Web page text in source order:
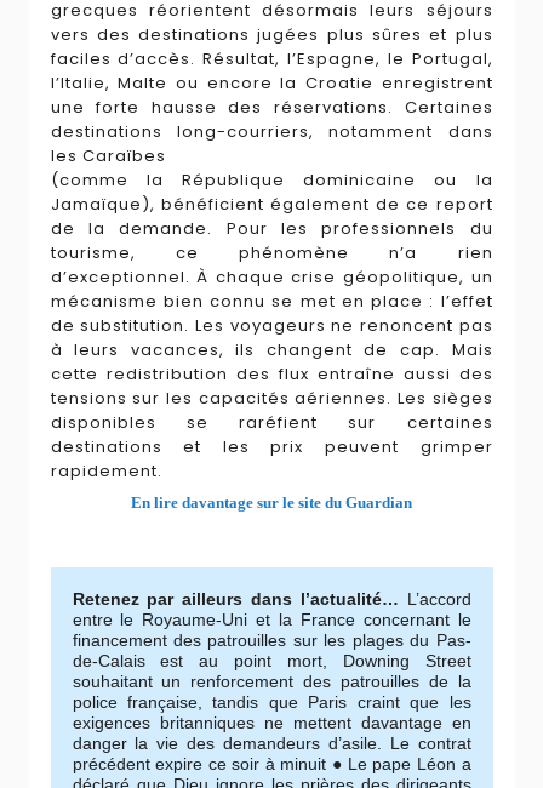
grecques réorientent désormais leurs séjours
vers des destinations jugées plus sûres et plus
faciles d’accès. Résultat, l’Espagne, le Portugal,
l’Italie, Malte ou encore la Croatie enregistrent
une forte hausse des réservations. Certaines
destinations long-courriers, notamment dans
les Caraïbes
(comme la République dominicaine ou la
Jamaïque), bénéficient également de ce report
de la demande. Pour les professionnels du
tourisme, ce phénomène n’a rien
d’exceptionnel. À chaque crise géopolitique, un
mécanisme bien connu se met en place : l’effet
de substitution. Les voyageurs ne renoncent pas
à leurs vacances, ils changent de cap. Mais
cette redistribution des flux entraîne aussi des
tensions sur les capacités aériennes. Les sièges
disponibles se raréfient sur certaines
destinations et les prix peuvent grimper
rapidement.
En lire davantage sur le site du Guardian
Retenez par ailleurs dans l’actualité… L’accord
entre le Royaume-Uni et la France concernant le
financement des patrouilles sur les plages du Pas-
de-Calais est au point mort, Downing Street
souhaitant un renforcement des patrouilles de la
police française, tandis que Paris craint que les
exigences britanniques ne mettent davantage en
danger la vie des demandeurs d’asile. Le contrat
précédent expire ce soir à minuit ● Le pape Léon a